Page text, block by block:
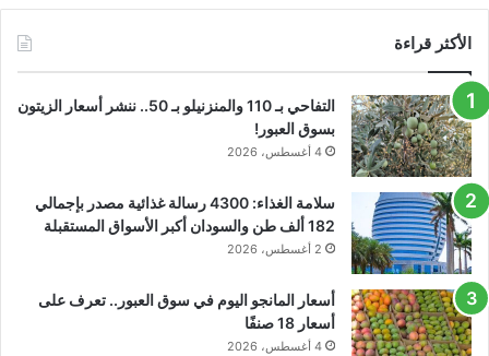
الأكثر قراءة
التفاحي بـ 110 والمنزنيلو بـ 50.. ننشر أسعار الزيتون
بسوق العبور!
4 أغسطس، 2026
سلامة الغذاء: 4300 رسالة غذائية مصدر بإجمالي
182 ألف طن والسودان أكبر الأسواق المستقبلة
2 أغسطس، 2026
أسعار المانجو اليوم في سوق العبور.. تعرف على
أسعار 18 صنفًا
4 أغسطس، 2026